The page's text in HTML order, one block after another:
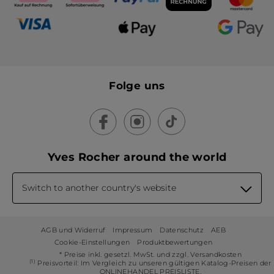
Folge uns
Yves Rocher around the world
Switch to another country's website
AGB und Widerruf Impressum Datenschutz
AEB
Cookie-Einstellungen
Produktbewertungen
* Preise inkl. gesetzl. MwSt. und zzgl. Versandkosten
(1) Preisvorteil: Im Vergleich zu unseren gültigen Katalog-Preisen der
ONLINEHANDEL PREISLISTE.